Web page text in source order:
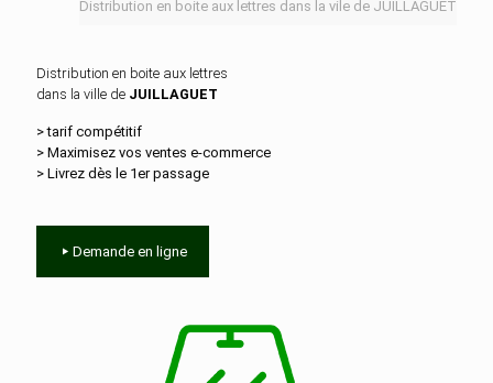
Distribution en boite aux lettres dans la vile de JUILLAGUET
Distribution en boite aux lettres
dans la ville de JUILLAGUET
> tarif compétitif
> Maximisez vos ventes e‑commerce
> Livrez dès le 1er passage
Demande en ligne